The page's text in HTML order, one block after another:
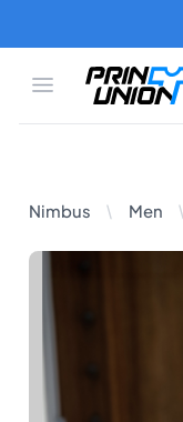
Open menu
Nimbus Men